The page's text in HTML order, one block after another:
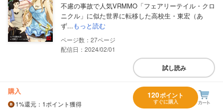
不慮の事故で人気VRMMO「フェアリーテイル・クロ
ニクル」に似た世界に転移した高校生・東宏（あ
ず...もっと読む
27
配信日：2024/02/01
試し読み
購入
1%還元 ：1ポイント獲得
120ポイント
すぐに購入